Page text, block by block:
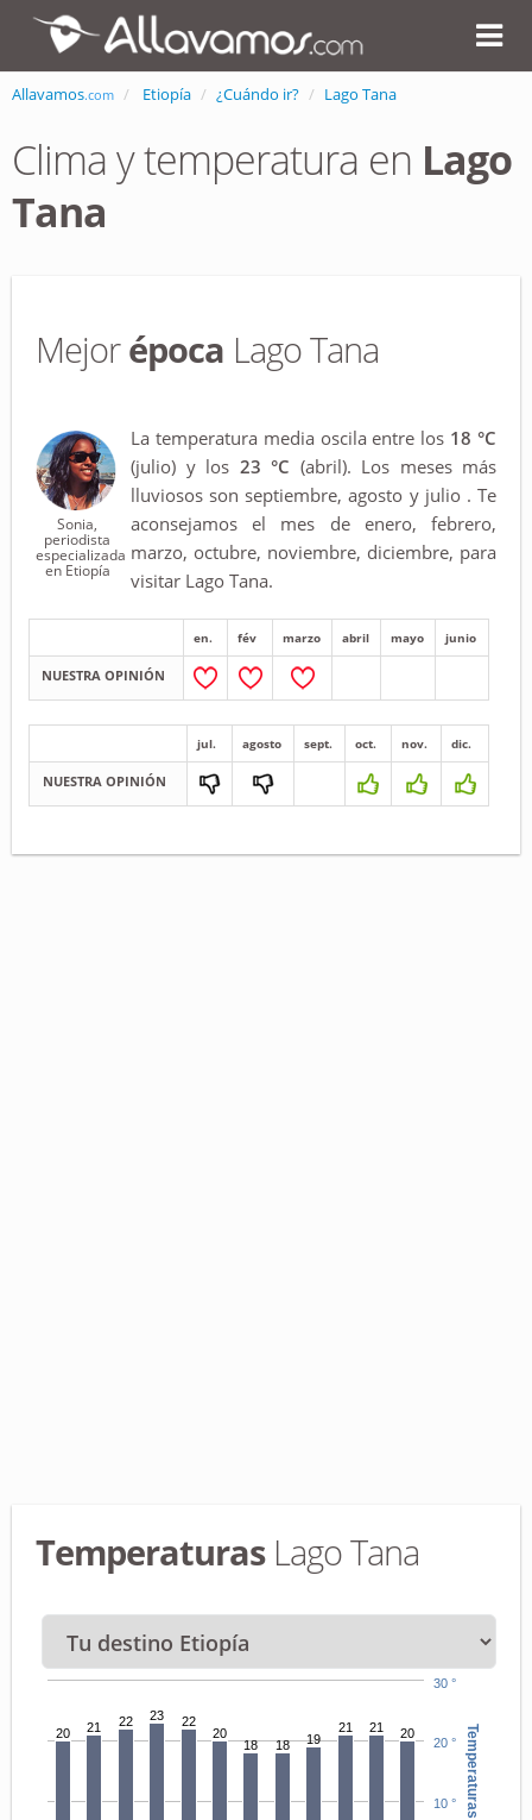
Allavamos.com Etiopía ¿Cuándo ir? Lago Tana
Clima y temperatura en Lago
Tana
Mejorépoca Lago Tana
Sonia,
periodista
especializada
en Etiopía
La temperatura media oscila entre los 18 °C
(julio) y los 23 °C (abril). Los meses más
lluviosos son septiembre, agosto y julio . Te
aconsejamos el mes de enero, febrero,
marzo, octubre, noviembre, diciembre, para
visitar Lago Tana.
en. fév marzo abril mayo junio
NUESTRA OPINIÓN
jul. agosto sept. oct. nov. dic.
NUESTRA OPINIÓN
TemperaturasLago Tana
Temperaturas
20 21 22 23
22
20
18
18 19
21 21 20
10 °
20 °
30 °